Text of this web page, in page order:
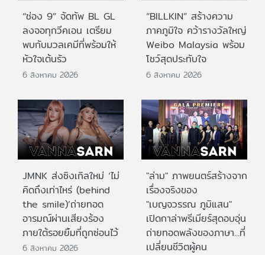
“ช่อง 9” จัดทัพ BL GL
ลงจอทุกวีคเอน เตรียม
พบกับมวลเคมีที่พร้อมให้
หัวใจเต้นรัว
6 สิงหาคม 2026
“BILLKIN” สร้างความ
ภาคภูมิใจ คว้ารางวัลใหญ่
Weibo Malaysia พร้อม
โชว์สุดประทับใจ
6 สิงหาคม 2026
JMNK ส่งซิงเกิลใหม่ ‘ไม่
คิดถึงเท่าไหร่ (behind
the smile)’ถ่ายทอด
อารมณ์ผ่านเสียงร้อง
ภายใต้รอยยิ้มที่ถูกซ่อนไว้
6 สิงหาคม 2026
"ล่าม" ภาพยนตร์สร้างจาก
เรื่องจริงของ
"เบญจวรรณ ภูมิแสน"
เปิดกาล่าพรีเมียร์สุดอบอุ่น
ถ่ายทอดพลังของภาษา...ที่
เปลี่ยนชีวิตผู้คน